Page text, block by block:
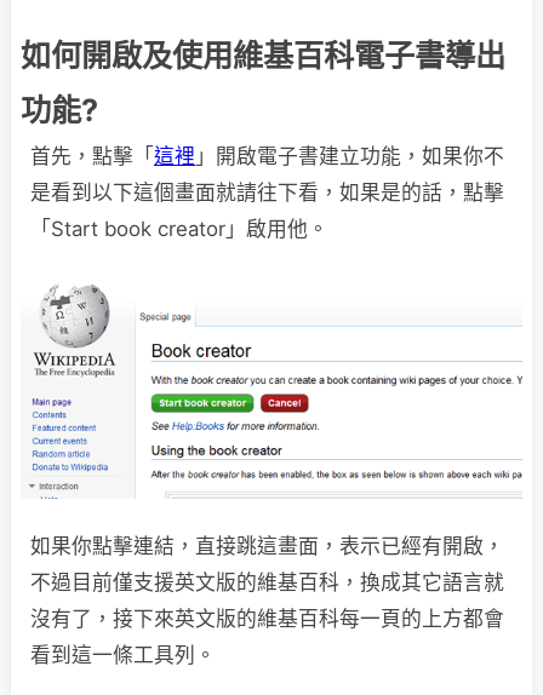
如何開啟及使用維基百科電子書導出
功能?
首先，點擊「 這裡 」開啟電子書建立功能，如果你不
是看到以下這個畫面就請往下看，如果是的話，點擊
「Start book creator」啟用他。
如果你點擊連結，直接跳這畫面，表示已經有開啟，
不過目前僅支援英文版的維基百科，換成其它語言就
沒有了，接下來英文版的維基百科每一頁的上方都會
看到這一條工具列。